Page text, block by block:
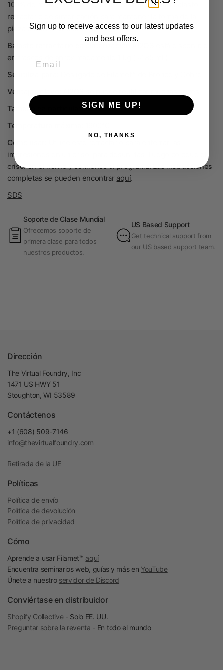
100% de metal, cerámica o vidrio. Se requiere un balasto
refractario de sinterización para mantener la forma de la
pieza durante este proceso.
Balasto refractario de sinterización Al
en frascos de aproximadamente 1 kg (~485 mL).
Se utiliza para:
Ventajas clave:
Tamaño de partícula:
100 mallas
Temperatura máxima:
Cómo usar:
impresiones en un crisol para desunirlas. Luego coloque el
crisol en el horno y comience el programa.Las instrucciones
completas se pueden encontrar aquí.
SDS
Soporte de Clase Mundial
Ofrecemos soporte de
primera clase para todos
nuestros productos.
US Based Support
Get technical support from
our US based support team.
Dirección
The Virtual Foundry, Inc
1471 US HWY 51
Stoughton, WI 53589
Contáctenos
+1 (608) 509-7146
info@thevirtualfoundry.com
Retirada de la UE
Políticas
Política de envío
Política de devolución
Política de privacidad
Cómo
Aprende a usar Filamet™ aquí
Encuentra seminarios web, guías y más en YouTube
Únete a nuestro servidor de Discord
Conviértase en distribuidor
Shopify Collective - Solo EE. UU.
Preguntar sobre la reventa - En todo el mundo
Sign up to receive access to our latest updates
and best offers.
SIGN ME UP!
NO, THANKS